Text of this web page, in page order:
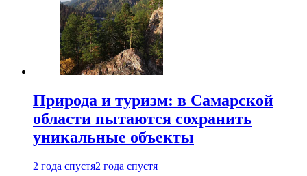
Природа и туризм: в Самарской
области пытаются сохранить
уникальные объекты
2 года спустя2 года спустя